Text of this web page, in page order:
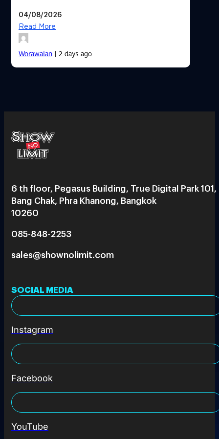
04/08/2026
Read More
Worawalan| 2 days ago
6 th floor, Pegasus Building, True Digital Park 101,
Bang Chak, Phra Khanong, Bangkok
10260
085-848-2253
sales@shownolimit.com
SOCIAL MEDIA
Instagram
Facebook
YouTube